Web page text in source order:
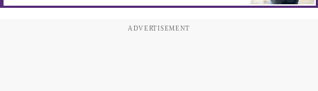
ADVERTISEMENT